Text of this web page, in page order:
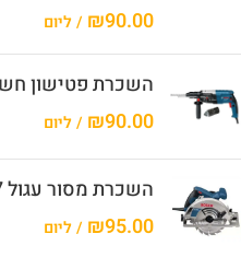
₪90.00 / ליום
השכרת פטישון
₪90.00 / ליום
השכרת מסור עגול 7 1/2 אינץ
₪95.00 / ליום